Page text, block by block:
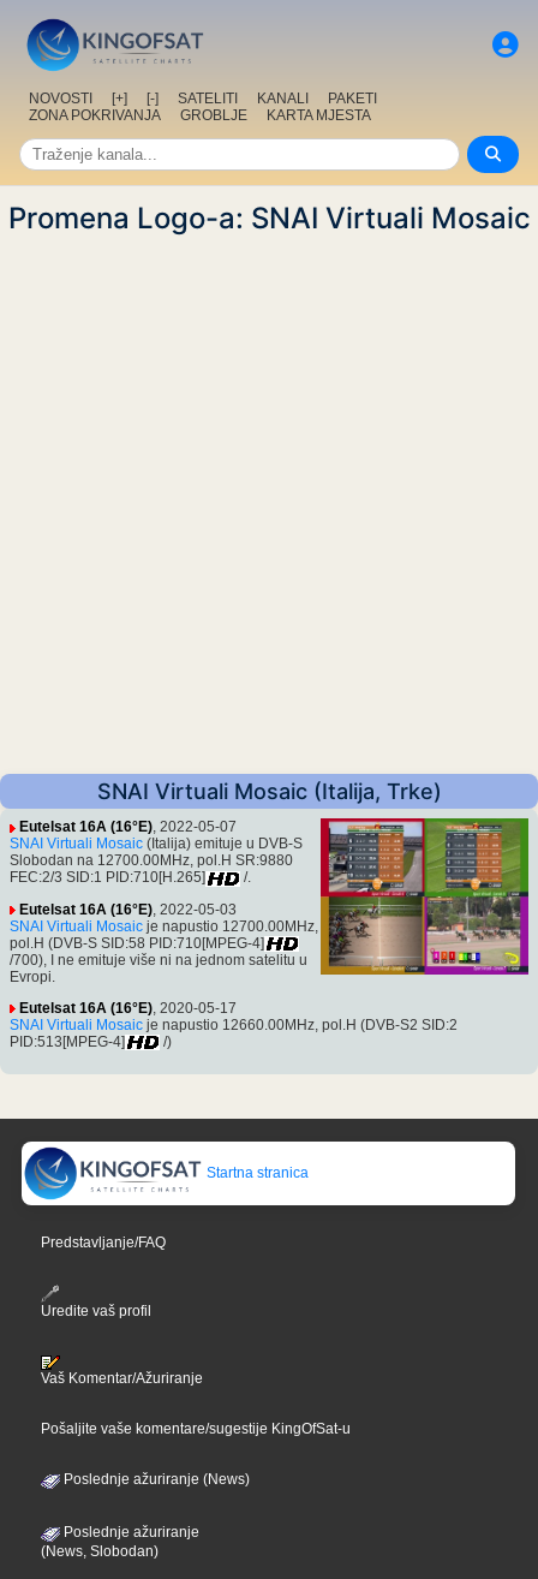
NOVOSTI [+] [-] SATELITI KANALI
PAKETI
ZONA POKRIVANJA
GROBLJE KARTA MJESTA
Promena Logo-a: SNAI Virtuali Mosaic
SNAI Virtuali Mosaic (Italija, Trke)
Eutelsat 16A (16°E), 2022-05-07
SNAI Virtuali Mosaic (Italija) emituje u DVB-S
Slobodan na 12700.00MHz, pol.H SR:9880
FEC:2/3 SID:1 PID:710[H.265]
/.
Eutelsat 16A (16°E) , 2022-05-03
SNAI Virtuali Mosaic je napustio 12700.00MHz,
pol.H (DVB-S SID:58 PID:710[MPEG-4]
/700), I ne emituje više ni na jednom satelitu u
Evropi.
Eutelsat 16A (16°E), 2020-05-17
SNAI Virtuali Mosaic je napustio 12660.00MHz, pol.H (DVB-S2 SID:2
PID:513[MPEG-4]
/)
Startna stranica
Predstavljanje/FAQ
Uredite vaš profil
Vaš Komentar/Ažuriranje
Pošaljite vaše komentare/sugestije KingOfSat-u
Poslednje ažuriranje (News)
Poslednje ažuriranje
(News, Slobodan)